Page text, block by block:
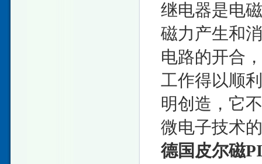
继电器是电
磁力产生和
电路的开合
工作得以顺
明创造，它
微电子技术
德国皮尔磁